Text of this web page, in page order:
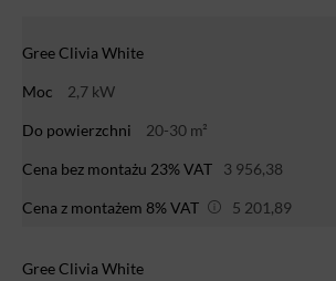
Gree Clivia White
Moc 2,7 kW
Do powierzchni 20-30 m²
Cena bez montażu 23% VAT 3 956,38
Cena z montażem 8% VAT 5 201,89
Gree Clivia White